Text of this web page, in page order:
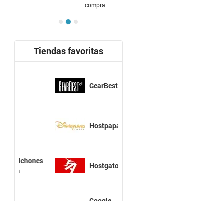
Tiendas favoritas
GearBest
Hostpapa
Hostgator